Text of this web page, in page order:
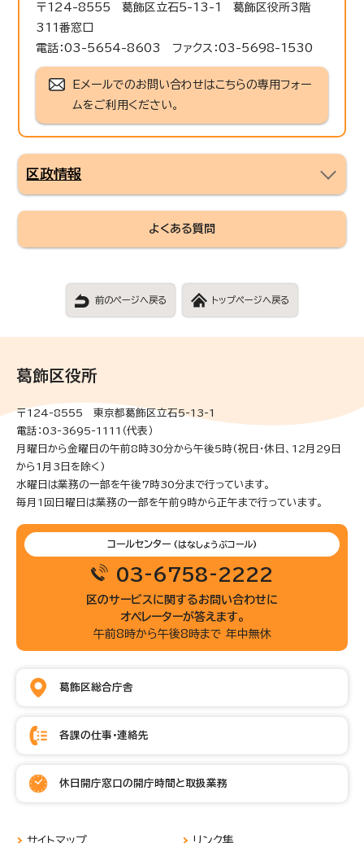
〒124-8555 葛飾区立石5-13-1 葛飾区役所3階
311番窓口
電話：03-5654-8603 ファクス：03-5698-1530
Eメールでのお問い合わせはこちらの専用フォー
ムをご利用ください。
区政情報
よくある質問
前のページへ戻る トップページへ戻る
葛飾区役所
〒124-8555 東京都葛飾区立石5-13-1
電話：03-3695-1111（代表）
月曜日から金曜日の午前8時30分から午後5時(祝日・休日、12月29日
から1月3日を除く)
水曜日は業務の一部を午後7時30分まで行っています。
毎月1回日曜日は業務の一部を午前9時から正午まで行っています。
コールセンター (はなしょうぶコール)
03-6758-2222
区のサービスに関するお問い合わせに
オペレーターが答えます。
午前8時から午後8時まで 年中無休
葛飾区総合庁舎
各課の仕事・連絡先
休日開庁窓口の開庁時間と取扱業務
サイトマップ リンク集